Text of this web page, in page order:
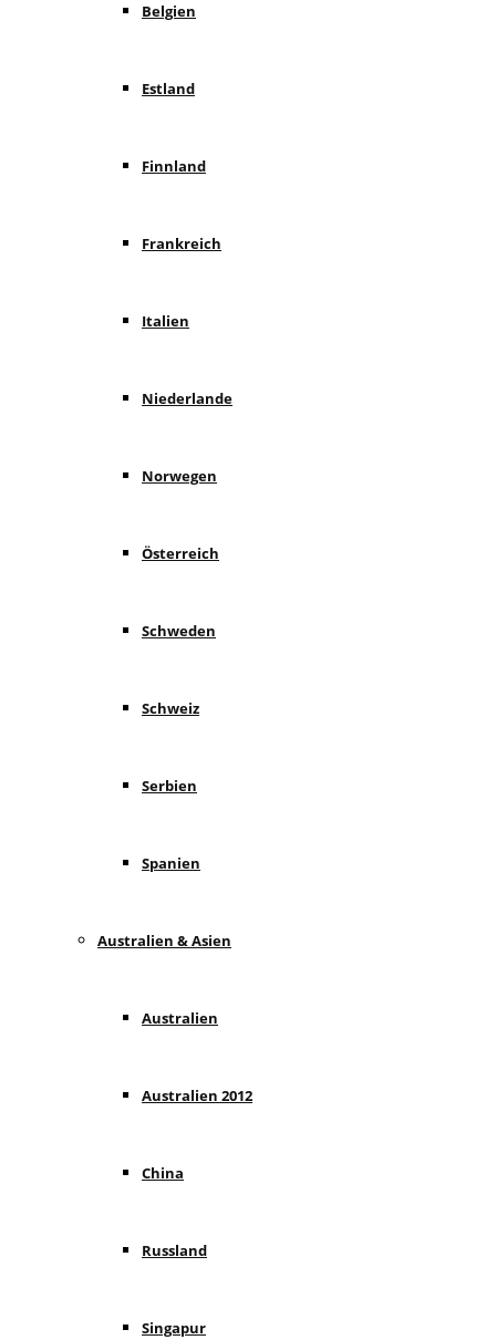
Belgien
Estland
Finnland
Frankreich
Italien
Niederlande
Norwegen
Österreich
Schweden
Schweiz
Serbien
Spanien
Australien & Asien
Australien
Australien 2012
China
Russland
Singapur